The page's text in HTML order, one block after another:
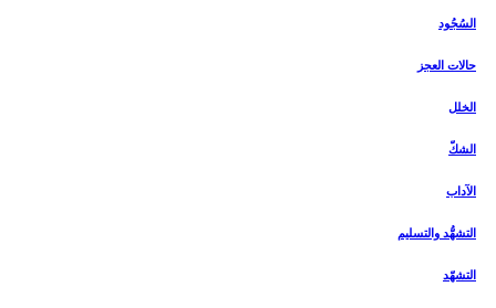
السُجُود
حالات العجز
الخلل
الشكّ
الآداب
التشهُّد والتسليم‏
التشهّد